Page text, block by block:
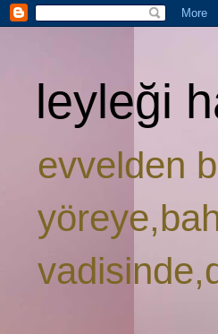
leyleği
evvelden